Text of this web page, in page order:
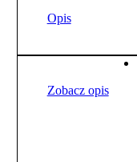
Opcje
wybrać
Opis
Zobacz opis